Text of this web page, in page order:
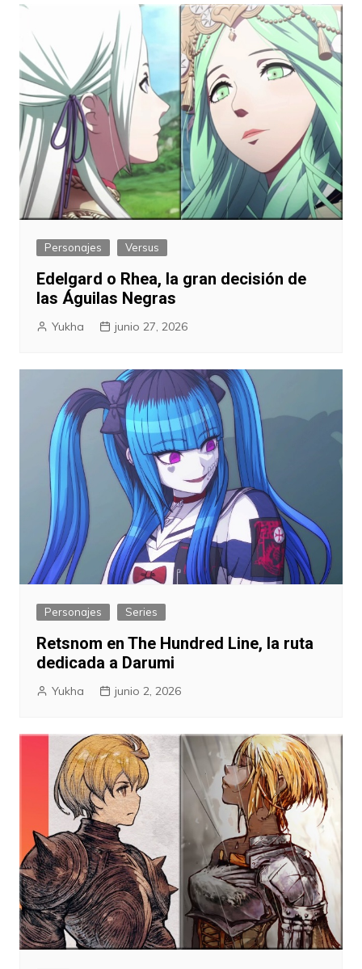
Personajes Versus
Edelgard o Rhea, la gran decisión de
las Águilas Negras
Yukha junio 27, 2026
Personajes Series
Retsnom en The Hundred Line, la ruta
dedicada a Darumi
Yukha junio 2, 2026